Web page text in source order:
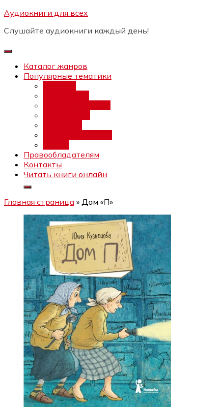
Перейти
содержимому
Аудиокниги для всех
Слушайте аудиокниги каждый день!
Каталог жанров
Популярные тематики
Правообладателям
Контакты
Читать книги онлайн
Главная страница » Дом «П»
Бесплатный интенсив:
каналов"